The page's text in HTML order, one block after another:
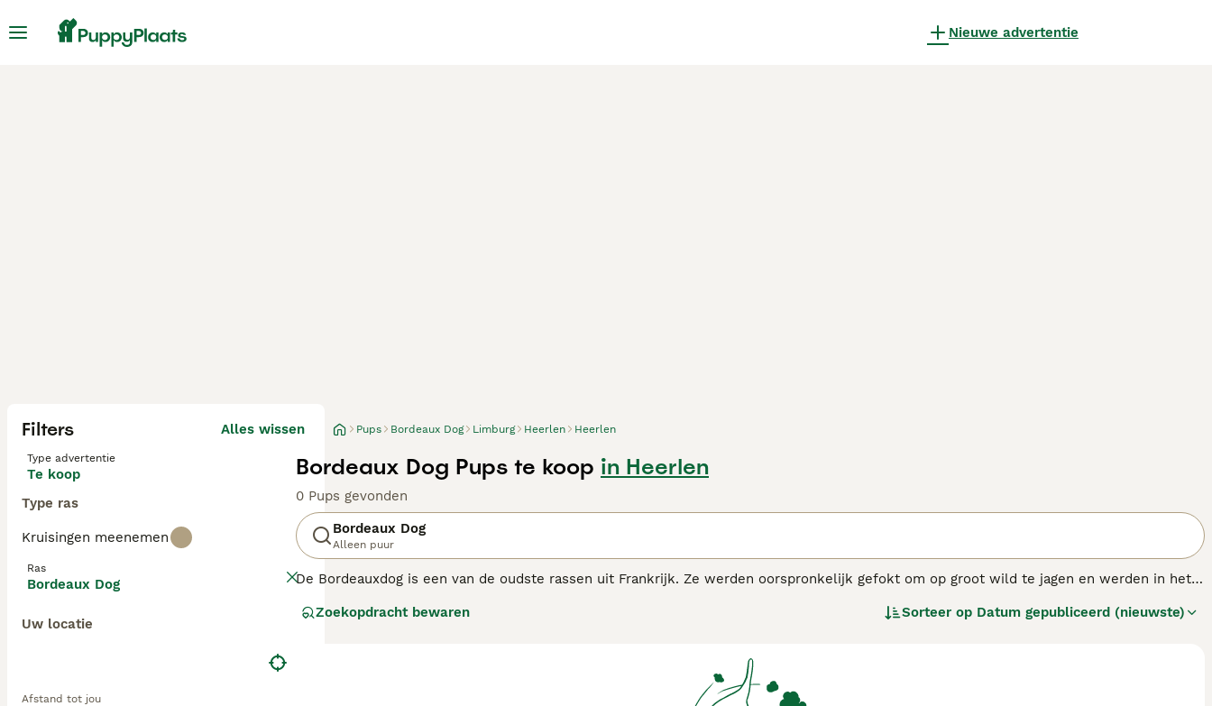
Nieuwe advertentie
Filters Alles wissen
Type advertentie
Te koop
Type ras
Kruisingen meenemen
Ras
Bordeaux Dog
Uw locatie
Afstand tot jou
Pups Bordeaux Dog Limburg Heerlen Heerlen
Bordeaux Dog Pups te koop in Heerlen
0 Pups gevonden
Bordeaux Dog
Alleen puur
De Bordeauxdog is een van de oudste rassen uit Frankrijk. Ze werden oorspronkelijk gefokt om op groot wild te jagen en werden in het
groot zijn, zijn ze extreem wendbaar en snel wanneer dat nodig is. Zodanig is een Bordeauxdog in staat om over grote hoogten te
voor informatie over dit hondenras.
Zoekopdracht bewaren Sorteer op Datum gepubliceerd (nieuwste)